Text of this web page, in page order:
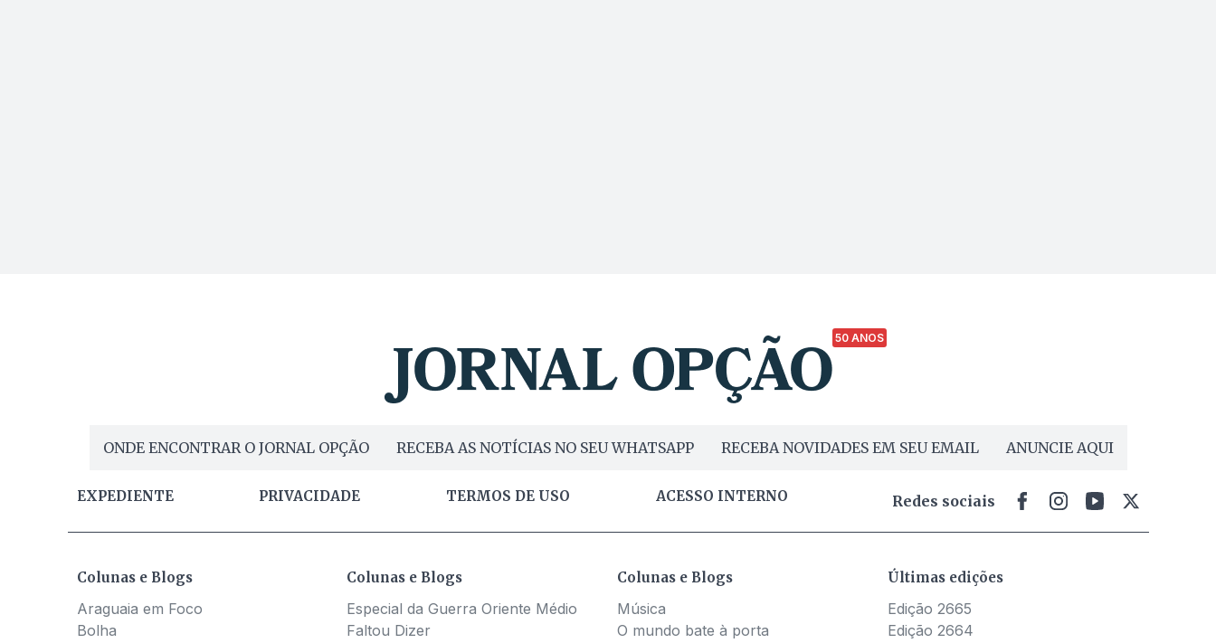
50 ANOS
ONDE ENCONTRAR O JORNAL OPÇÃO RECEBA AS NOTÍCIAS NO SEU WHATSAPP RECEBA NOVIDADES EM SEU EMAIL ANUNCIE AQUI
EXPEDIENTE PRIVACIDADE TERMOS DE USO ACESSO INTERNO Redes sociais
Colunas e Blogs
Araguaia em Foco
Bolha
Colunas e Blogs
Especial da Guerra Oriente Médio
Faltou Dizer
Colunas e Blogs
Música
O mundo bate à porta
Últimas edições
Edição 2665
Edição 2664